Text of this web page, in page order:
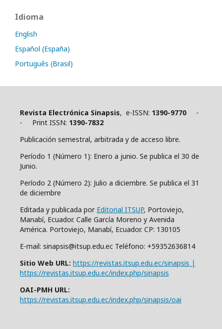
Idioma
English
Español (España)
Português (Brasil)
Revista Electrónica Sinapsis, e-ISSN: 1390-9770 -
- Print ISSN: 1390-7832
Publicación semestral, arbitrada y de acceso libre.
Período 1 (Número 1): Enero a junio. Se publica el 30 de
Junio.
Período 2 (Número 2): Julio a diciembre. Se publica el 31
de diciembre
Editada y publicada por Editorial ITSUP, Portoviejo,
Manabí, Ecuador. Calle García Moreno y Avenida
América. Portoviejo, Manabí, Ecuador. CP: 130105
E-mail: sinapsis@itsup.edu.ec Teléfono: +59352636814
Sitio Web URL: https://revistas.itsup.edu.ec/sinapsis |
https://revistas.itsup.edu.ec/index.php/sinapsis
OAI-PMH URL:
https://revistas.itsup.edu.ec/index.php/sinapsis/oai